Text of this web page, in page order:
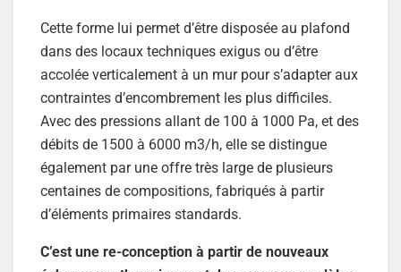
Cette forme lui permet d’être disposée au plafond
dans des locaux techniques exigus ou d’être
accolée verticalement à un mur pour s’adapter aux
contraintes d’encombrement les plus difficiles.
Avec des pressions allant de 100 à 1000 Pa, et des
débits de 1500 à 6000 m3/h, elle se distingue
également par une offre très large de plusieurs
centaines de compositions, fabriqués à partir
d’éléments primaires standards.
C’est une re-conception à partir de nouveaux